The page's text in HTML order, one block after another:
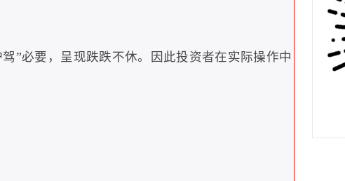
”必要，呈现跌跌不休。因此投资者在实际操作中